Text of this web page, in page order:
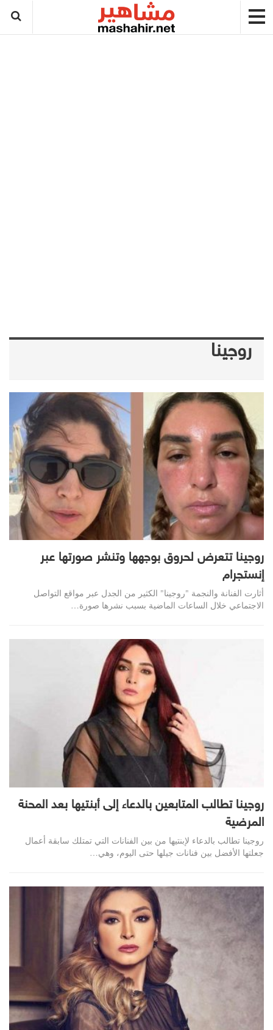
روجينا
روجينا تتعرض لحروق بوجهها وتنشر صورتها عبر
إنستجرام
أثارت الفنانة والنجمة "روجينا" الكثير من الجدل عبر مواقع التواصل
الاجتماعي خلال الساعات الماضية بسبب نشرها صورة…
روجينا تطالب المتابعين بالدعاء إلى أبنتيها بعد المحنة
المرضية
روجينا تطالب بالدعاء لإبنتيها من بين الفنانات التي تمتلك سابقة أعمال
جعلتها الأفضل بين فنانات جيلها حتى اليوم، وهي…